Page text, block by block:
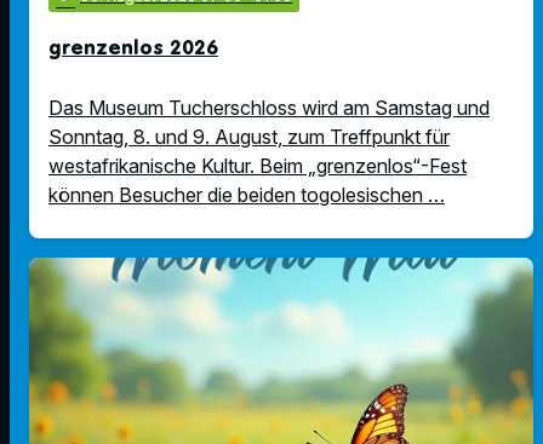
grenzenlos 2026
Das Museum Tucherschloss wird am Samstag und
Sonntag, 8. und 9. August, zum Treffpunkt für
westafrikanische Kultur. Beim „grenzenlos“-Fest
können Besucher die beiden togolesischen …